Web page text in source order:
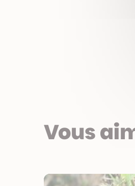
Vous